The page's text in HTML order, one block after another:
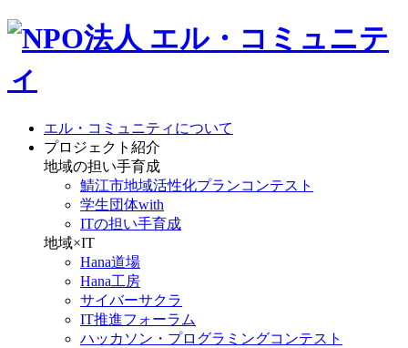
エル・コミュニティについて
プロジェクト紹介
地域の担い手育成
鯖江市地域活性化プランコンテスト
学生団体with
ITの担い手育成
地域×IT
Hana道場
Hana工房
サイバーサクラ
IT推進フォーラム
ハッカソン・プログラミングコンテスト